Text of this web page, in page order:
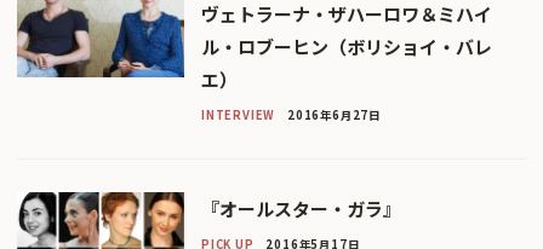
ヴェトラーナ・ザハーロワ＆ミハイ
ル・ロブーヒン（ボリショイ・バレ
エ）
INTERVIEW 2016年6月27日
『オールスター・ガラ』
PICK UP 2016年5月17日